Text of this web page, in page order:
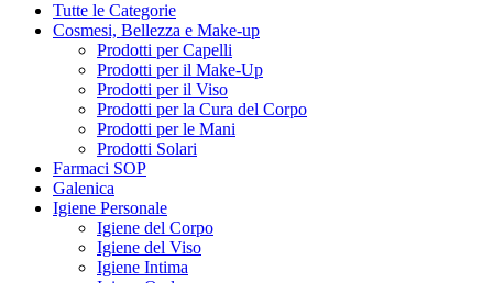
Tutte le Categorie
Cosmesi, Bellezza e Make-up
Prodotti per Capelli
Prodotti per il Make-Up
Prodotti per il Viso
Prodotti per la Cura del Corpo
Prodotti per le Mani
Prodotti Solari
Farmaci SOP
Galenica
Igiene Personale
Igiene del Corpo
Igiene del Viso
Igiene Intima